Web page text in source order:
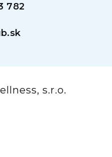
782
s.r.o.